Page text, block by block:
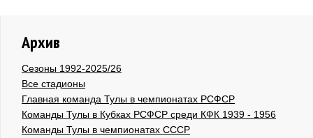
Архив
Сезоны 1992-2025/26
Все стадионы
Главная команда Тулы в чемпионатах РСФСР
Команды Тулы в Кубках РСФСР среди КФК 1939 - 1956
Команды Тулы в чемпионатах СССР